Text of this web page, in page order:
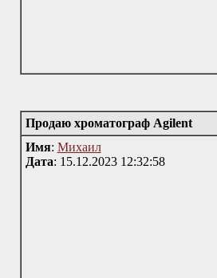
Продаю хроматограф Agilent
Имя: Михаил
Дата: 15.12.2023 12:32:58